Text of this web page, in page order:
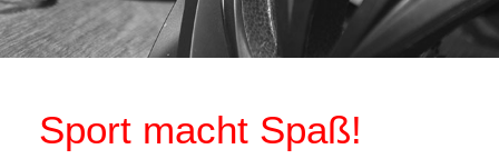
Sport macht Spaß!